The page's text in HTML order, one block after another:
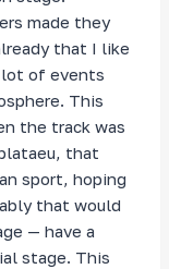
made they
that I like
lot of events
This
the track was
that
sport, hoping
that would
— have a
stage. This